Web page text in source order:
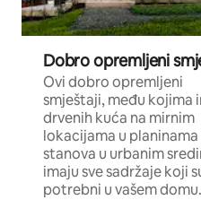
Dobro opremljeni
Ovi dobro opremljeni
smještaji, među kojima
drvenih kuća na mirnim
lokacijama u planinama
stanova u urbanim
imaju sve sadržaje koji
potrebni u vašem domu.